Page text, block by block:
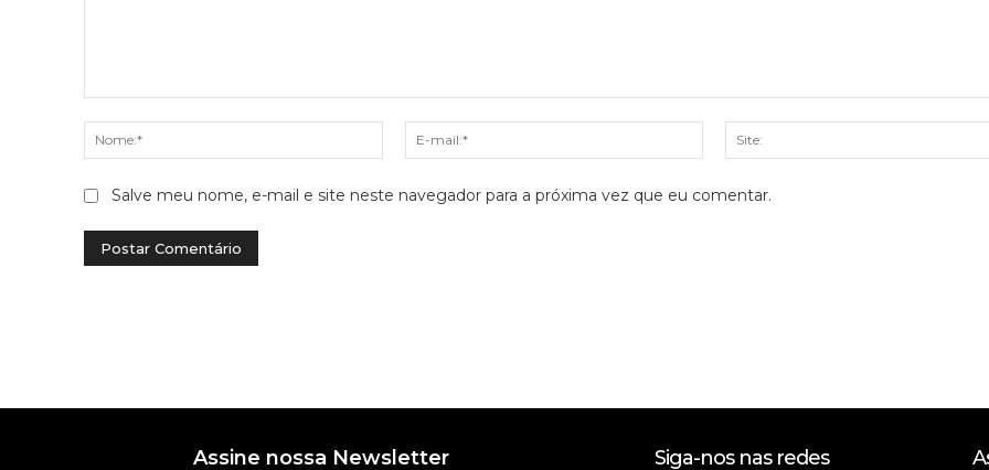
Nome:*
mail:*
Salve meu nome, e-mail e site neste navegador para a próxima vez que eu comentar.
Assine nossa Newsletter Siga-nos nas redes